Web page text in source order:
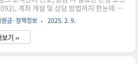
계좌 개설 및 상담 방법까지 한눈에 정
니다. 24시간 운영되는 고객센터 정보를 확
요. 시간이 없으신 분들은 아래 버튼으로 확
요! 토스뱅크 공식 사이트 가기!👆 ▼ 자세한
래에서 계속 이어집니다! ▼ 토스뱅크 번
금·정책정보 2025. 2. 9.
보기 ››